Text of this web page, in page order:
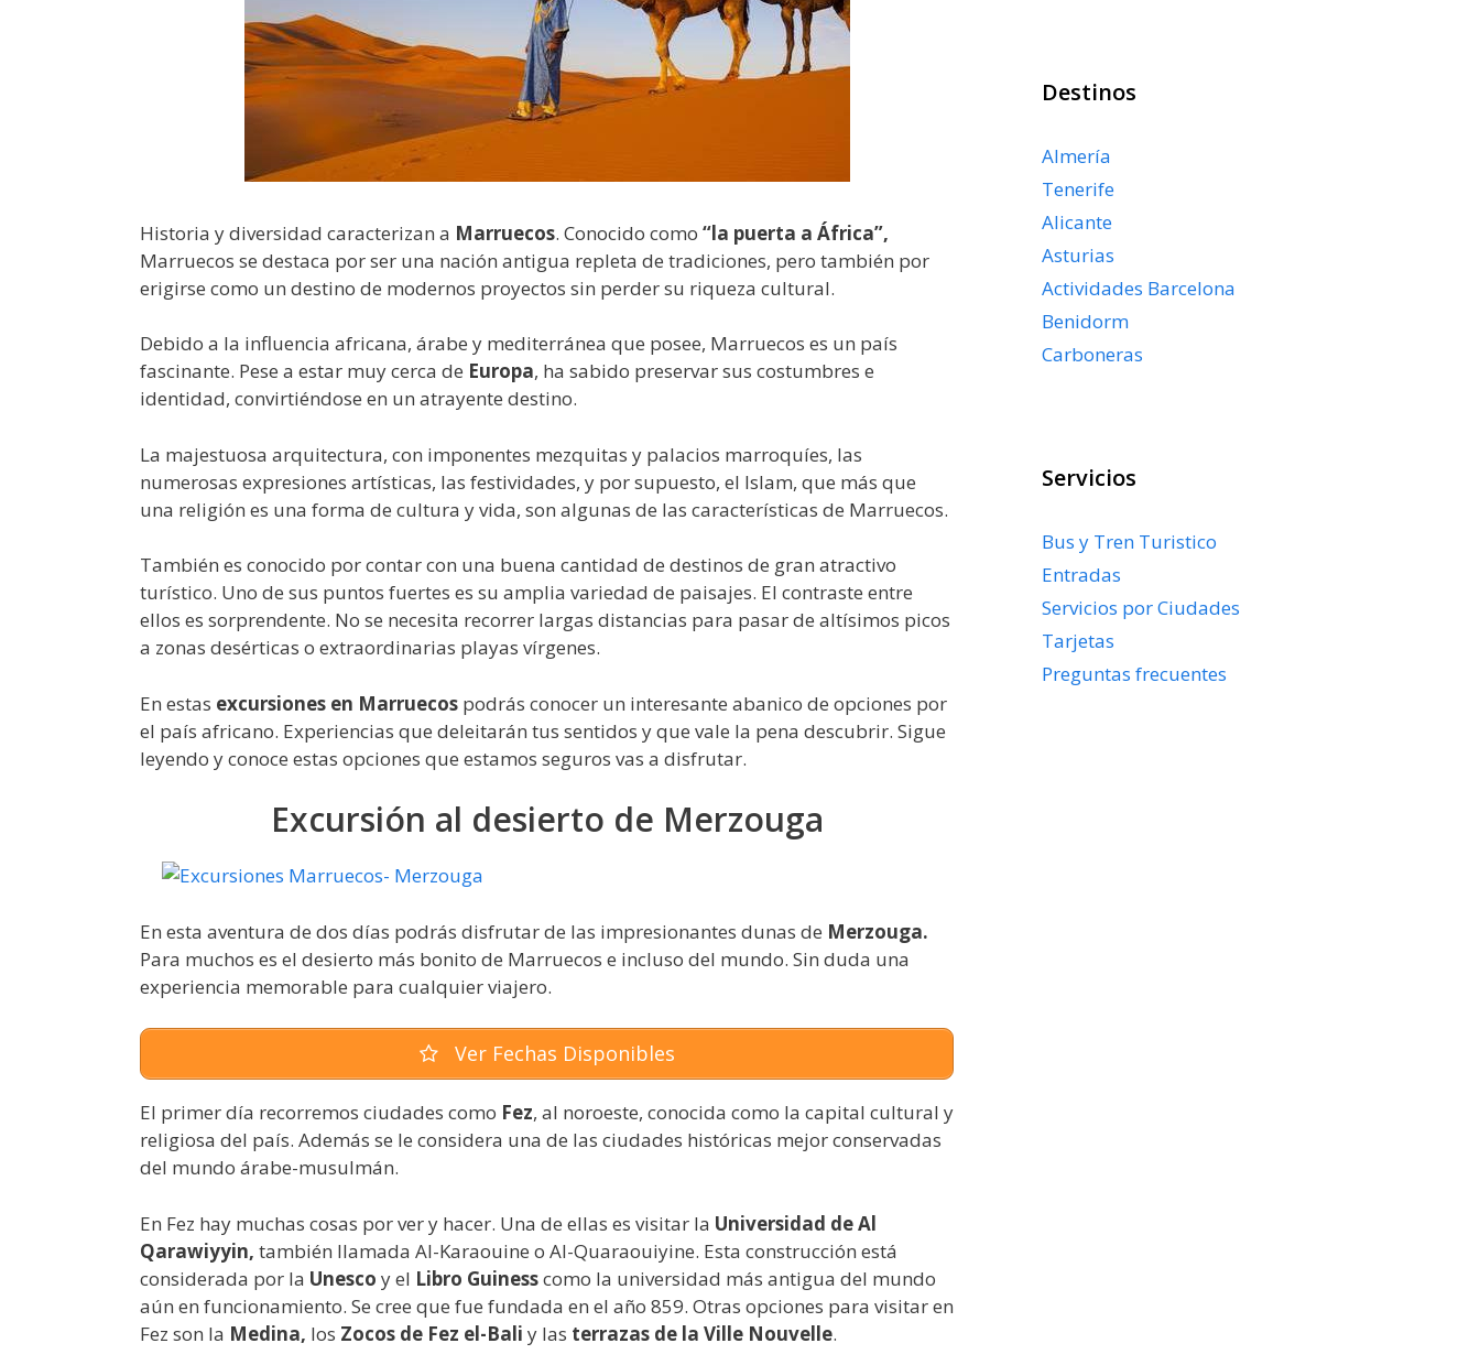
Historia y diversidad caracterizan a Marruecos. Conocido como “la puerta a África”,
Marruecos se destaca por ser una nación antigua repleta de tradiciones, pero también por
erigirse como un destino de modernos proyectos sin perder su riqueza cultural.
Debido a la influencia africana, árabe y mediterránea que posee, Marruecos es un país
fascinante. Pese a estar muy cerca de Europa, ha sabido preservar sus costumbres e
identidad, convirtiéndose en un atrayente destino.
La majestuosa arquitectura, con imponentes mezquitas y palacios marroquíes, las
numerosas expresiones artísticas, las festividades, y por supuesto, el Islam, que más que
una religión es una forma de cultura y vida, son algunas de las características de Marruecos.
También es conocido por contar con una buena cantidad de destinos de gran atractivo
turístico. Uno de sus puntos fuertes es su amplia variedad de paisajes. El contraste entre
ellos es sorprendente. No se necesita recorrer largas distancias para pasar de altísimos picos
a zonas desérticas o extraordinarias playas vírgenes.
En estas excursiones en Marruecos podrás conocer un interesante abanico de opciones por
el país africano. Experiencias que deleitarán tus sentidos y que vale la pena descubrir. Sigue
leyendo y conoce estas opciones que estamos seguros vas a disfrutar.
Excursión al desierto de Merzouga
En esta aventura de dos días podrás disfrutar de las impresionantes dunas de Merzouga.
Para muchos es el desierto más bonito de Marruecos e incluso del mundo. Sin duda una
experiencia memorable para cualquier viajero.
Ver Fechas Disponibles
El primer día recorremos ciudades como Fez, al noroeste, conocida como la capital cultural y
religiosa del país. Además se le considera una de las ciudades históricas mejor conservadas
del mundo árabe-musulmán.
En Fez hay muchas cosas por ver y hacer. Una de ellas es visitar la Universidad de Al
Qarawiyyin, también llamada Al-Karaouine o Al-Quaraouiyine. Esta construcción está
considerada por la Unesco y el Libro Guinesscomo la universidad más antigua del mundo
aún en funcionamiento. Se cree que fue fundada en el año 859. Otras opciones para visitar en
Fez son la Medina, los Zocos de Fez el-Bali y las terrazas de la Ville Nouvelle.
Destinos
Almería
Tenerife
Alicante
Asturias
Actividades Barcelona
Benidorm
Carboneras
Servicios
Bus y Tren Turistico
Entradas
Servicios por Ciudades
Tarjetas
Preguntas frecuentes